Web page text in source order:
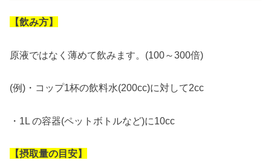
【飲み方】
原液ではなく薄めて飲みます。(100～300倍)
(例)・コップ1杯の飲料水(200cc)に対して2cc
・1L の容器(ペットボトルなど)に10cc
【摂取量の目安】